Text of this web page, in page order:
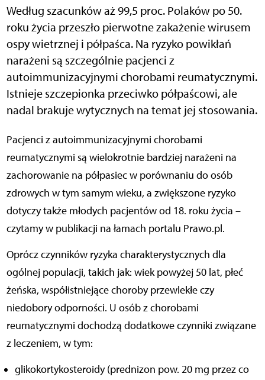
Według szacunków aż 99,5 proc. Polaków po 50.
roku życia przeszło pierwotne zakażenie wirusem
ospy wietrznej i półpaśca. Na ryzyko powikłań
narażeni są szczególnie pacjenci z
autoimmunizacyjnymi chorobami reumatycznymi.
Istnieje szczepionka przeciwko półpaścowi, ale
nadal brakuje wytycznych na temat jej stosowania.
Pacjenci z autoimmunizacyjnymi chorobami
reumatycznymi są wielokrotnie bardziej narażeni na
zachorowanie na półpasiec w porównaniu do osób
zdrowych w tym samym wieku, a zwiększone ryzyko
dotyczy także młodych pacjentów od 18. roku życia –
czytamy w publikacji na łamach portalu Prawo.pl.
Oprócz czynników ryzyka charakterystycznych dla
ogólnej populacji, takich jak: wiek powyżej 50 lat, płeć
żeńska, współistniejące choroby przewlekłe czy
niedobory odporności. U osób z chorobami
reumatycznymi dochodzą dodatkowe czynniki związane
z leczeniem, w tym:
glikokortykosteroidy (prednizon pow. 20 mg przez co